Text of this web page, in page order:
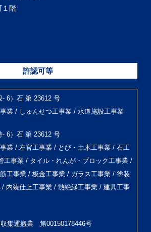
１階
許認可等
6）石 第 23612 号
業 / しゅんせつ工事業 / 水道施設工事業
6）石 第 23612 号
業 / 左官工事業 / とび・土木工事業 / 石工
工事業 / タイル・れんが・ブロック工事業 /
工事業 / 板金工事業 / ガラス工事業 / 塗装
内装仕上工事業 / 熱絶縁工事業 / 建具工事
集運搬業 第00150178446号